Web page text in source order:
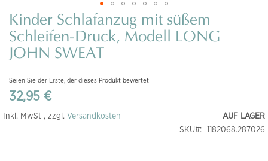
Zum
Anfang
der
Bildgalerie
Kinder Schlafanzug mit süßem
Schleifen-Druck, Modell LONG
JOHN SWEAT
Seien Sie der Erste, der dieses Produkt bewertet
32,95 €
AUF LAGER
SKU
1182068.287026
Inkl. MwSt , zzgl. Versandkosten